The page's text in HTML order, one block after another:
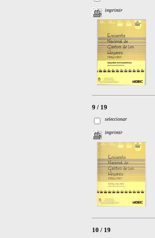
imprimir
9 / 19
seleccionar
imprimir
10 / 19